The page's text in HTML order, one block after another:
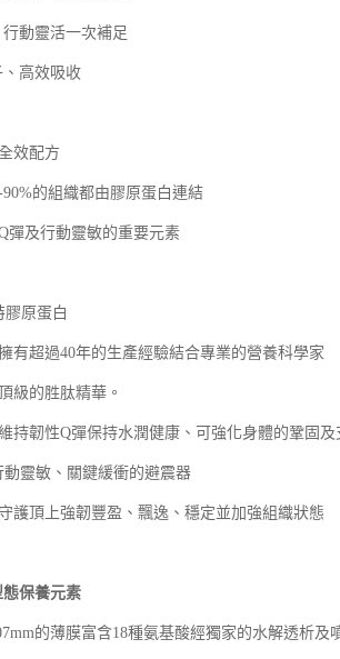
動靈活一次補足
高效吸收
效配方
90%的組織都由膠原蛋白連結
彈及行動靈敏的重要元素
膠原蛋白
有超過40年的生產經驗結合專業的營養科學家
級的胜肽精華。
持韌性Q彈保持水潤健康、可強化身體的鞏固及
靈敏、關鍵緩衝的避震器
護頂上強韌豐盈、飄逸、穩定並加強組織狀態
保養元素
的薄膜富含18種氨基酸經獨家的水解透析及